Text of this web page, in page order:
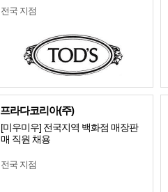
전국 지점
프라다코리아(주)
[미우미우] 전국지역 백화점 매장판
매 직원 채용
전국 지점